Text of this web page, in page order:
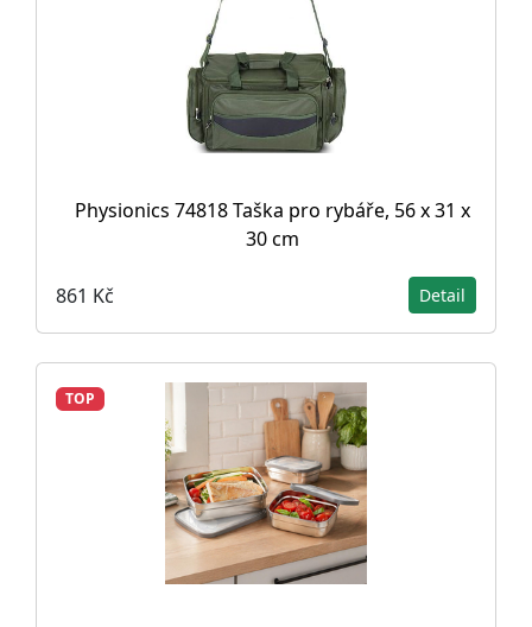
Physionics 74818 Taška pro rybáře, 56 x 31 x
30 cm
861 Kč Detail
TOP